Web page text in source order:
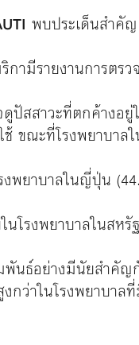
พบประเด็นสำคั
กามีรายงานการต
สสาวะที่ตกค้างอยู่
ขณะที่โรงพยาบา
พยาบาลในญี่ปุ่น
รงพยาบาลในสหรั
นธ์อย่างมีนัยสำคั
ว่าในโรงพยาบา